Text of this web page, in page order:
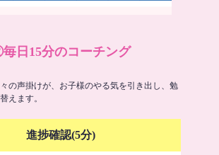
日15分のコーチング
の声掛けが、お子様のやる気を引き出し、勉
えます。
進捗確認(5分)